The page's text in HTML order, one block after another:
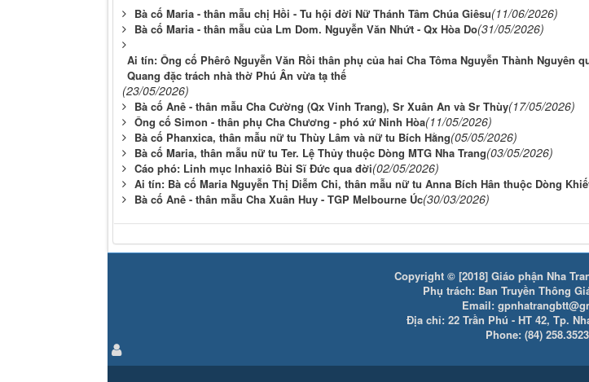
Bà cố Maria - thân mẫu chị Hồi - Tu hội đời Nữ Thánh Tâm Chúa Giêsu(11/06/2026)
Bà cố Maria - thân mẫu của Lm Dom. Nguyễn Văn Nhứt - Qx Hòa Do(31/05/2026)
Ai tín: Ông cố Phêrô Nguyễn Văn Rồi thân phụ của hai Cha Tôma Nguyễn Thành Nguyên
Quang đặc trách nhà thờ Phú Ân vừa tạ thế
(23/05/2026)
Bà cố Anê - thân mẫu Cha Cường (Qx Vinh Trang), Sr Xuân An và Sr Thùy(17/05/2026)
Ông cố Simon - thân phụ Cha Chương - phó xứ Ninh Hòa(11/05/2026)
Bà cố Phanxica, thân mẫu nữ tu Thùy Lâm và nữ tu Bích Hằng(05/05/2026)
Bà cố Maria, thân mẫu nữ tu Ter. Lệ Thủy thuộc Dòng MTG Nha Trang(03/05/2026)
Cáo phó: Linh mục Inhaxiô Bùi Sĩ Đức qua đời(02/05/2026)
Ai tín: Bà cố Maria Nguyễn Thị Diễm Chi, thân mẫu nữ tu Anna Bích Hân thuộc Dòng
Bà cố Anê - thân mẫu Cha Xuân Huy - TGP Melbourne Úc(30/03/2026)
Copyright © [2018] Giáo phận Nha
Phụ trách: Ban Truyền Thông
Email:
Địa chỉ: 22 Trần Phú - HT 42, Tp.
Phone: (84)